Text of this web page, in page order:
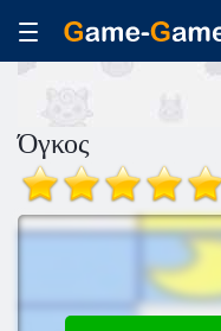
Όγκος